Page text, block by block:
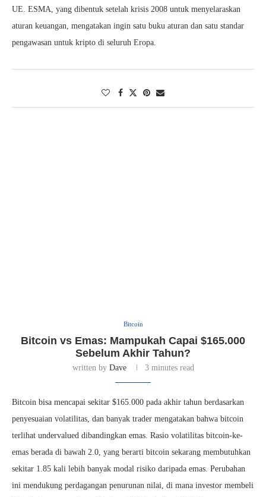
UE. ESMA, yang dibentuk setelah krisis 2008 untuk menyelaraskan
aturan keuangan, mengatakan ingin satu buku aturan dan satu standar
pengawasan untuk kripto di seluruh Eropa.
Bitcoin
Bitcoin vs Emas: Mampukah Capai $165.000
Sebelum Akhir Tahun?
written by Dave 3 minutes read
Bitcoin bisa mencapai sekitar $165.000 pada akhir tahun berdasarkan
penyesuaian volatilitas, dan banyak trader mengatakan bahwa bitcoin
terlihat undervalued dibandingkan emas. Rasio volatilitas bitcoin-ke-
emas berada di bawah 2.0, yang berarti bitcoin sekarang membutuhkan
sekitar 1.85 kali lebih banyak modal risiko daripada emas. Perubahan
ini mendukung perdagangan penurunan nilai, di mana investor membeli